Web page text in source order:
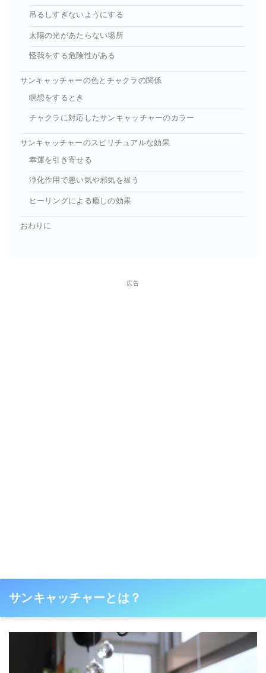
吊るしすぎないようにする
太陽の光があたらない場所
怪我をする危険性がある
サンキャッチャーの色とチャクラの関係
瞑想をするとき
チャクラに対応したサンキャッチャーのカラー
サンキャッチャーのスピリチュアルな効果
幸運を引き寄せる
浄化作用で悪い気や邪気を祓う
ヒーリングによる癒しの効果
おわりに
広告
サンキャッチャーとは？